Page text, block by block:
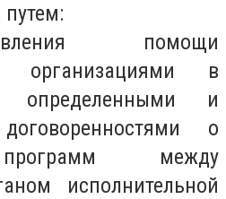
помощи
организациями в
определенными и
о
между
исполнительной